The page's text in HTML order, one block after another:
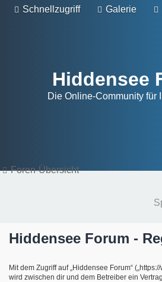
Schnellzugriff Galerie
Hiddensee
Die Online-Community für
Foren-Übersicht
Hiddensee Forum -
Mit dem Zugriff auf „Hiddensee Forum“
wird zwischen dir und dem Betreiber ein